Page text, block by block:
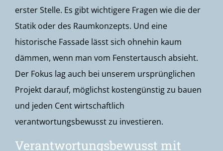
erster Stelle. Es gibt wichtigere Fragen wie die der
Statik oder des Raumkonzepts. Und eine
historische Fassade lässt sich ohnehin kaum
dämmen, wenn man vom Fenstertausch absieht.
Der Fokus lag auch bei unserem ursprünglichen
Projekt darauf, möglichst kostengünstig zu bauen
und jeden Cent wirtschaftlich
verantwortungsbewusst zu investieren.
Verantwortungsbewusst mit